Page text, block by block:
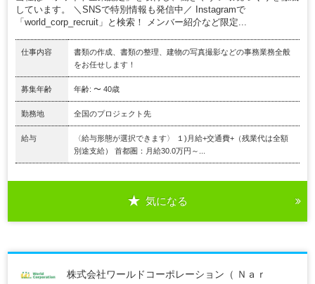
しています。 ＼SNSで特別情報も発信中／ Instagramで
「world_corp_recruit」と検索！ メンバー紹介など限定...
仕事内容
書類の作成、書類の整理、建物の写真撮影などの事務業務全般
をお任せします！
募集年齢 年齢: 〜 40歳
勤務地 全国のプロジェクト先
給与
〈給与形態が選択できます〉 １)月給+交通費+（残業代は全額
別途支給） 首都圏：月給30.0万円～...
気になる
株式会社ワールドコーポレーション（ Ｎａｒ